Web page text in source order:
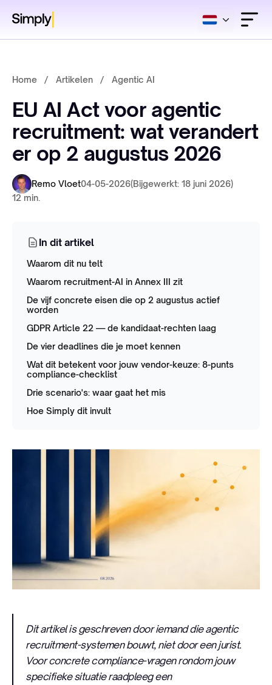
Home / Artikelen / Agentic AI
EU AI Act voor agentic
recruitment: wat verandert
er op 2 augustus 2026
Remo Vloet04-05-2026(Bijgewerkt: 18 juni 2026)
12 min.
In dit artikel
Waarom dit nu telt
Waarom recruitment-AI in Annex III zit
De vijf concrete eisen die op 2 augustus actief
worden
GDPR Article 22 — de kandidaat-rechten laag
De vier deadlines die je moet kennen
Wat dit betekent voor jouw vendor-keuze: 8-punts
compliance-checklist
Drie scenario's: waar gaat het mis
Hoe Simply dit invult
Dit artikel is geschreven door iemand die agentic
recruitment-systemen bouwt, niet door een jurist.
Voor concrete compliance-vragen rondom jouw
specifieke situatie raadpleeg een